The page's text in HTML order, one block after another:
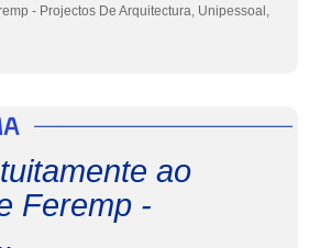
- Projectos De Arquitectura, Unipessoal,
ao
Feremp -